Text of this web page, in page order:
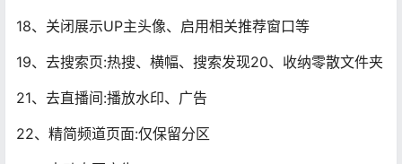
18、关闭展示UP主头像、启用相关推荐窗口等
19、去搜索页:热搜、横幅、搜索发现20、收纳零散文件夹
21、去直播间:播放水印、广告
22、精简频道页面:仅保留分区